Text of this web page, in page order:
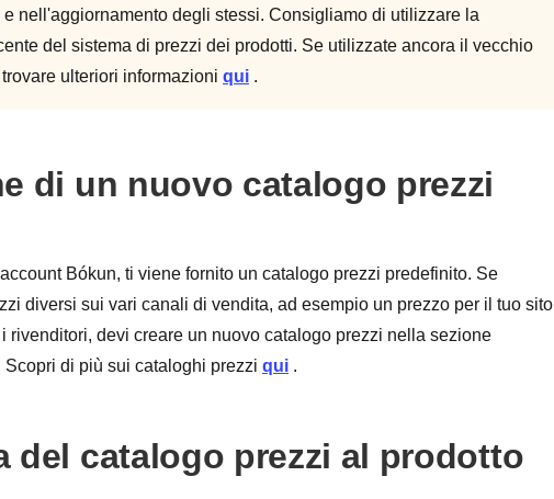
nell'aggiornamento degli stessi. Consigliamo di utilizzare la
del sistema di prezzi dei prodotti. Se utilizzate ancora il vecchio
ulteriori informazioni qui .
di un nuovo catalogo prezzi
Bókun, ti viene fornito un catalogo prezzi predefinito. Se
diversi sui vari canali di vendita, ad esempio un prezzo per il tuo sito
rivenditori, devi creare un nuovo catalogo prezzi nella sezione
Scopri di più sui cataloghi prezzi qui .
del catalogo prezzi al prodotto